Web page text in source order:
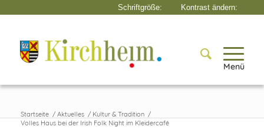
Menü
Startseite / Aktuelles / Kultur & Tradition /
Volles Haus bei der Irish Folk Night im Kleidercafé